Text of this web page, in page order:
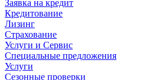
Заявка на кредит
Кредитование
Лизинг
Страхование
Услуги и Сервис
Специальные предложения
Услуги
Сезонные проверки